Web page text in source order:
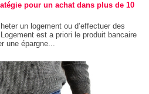
pour un achat dans plus de 10
un logement ou d’effectuer des
est a priori le produit bancaire
une épargne...